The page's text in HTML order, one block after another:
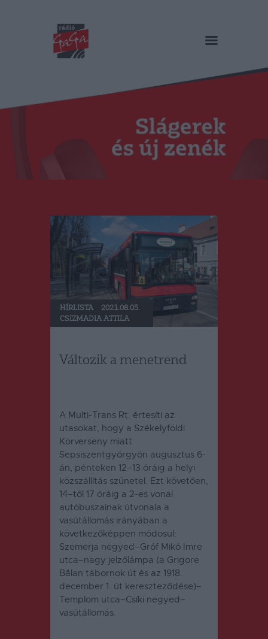
RÁDIÓ GAGA
Műsorok
Duma Duba
Podcast és videók
Stáb
Kapcsolat
RO
HÍRLISTA
2021.08.05.
CSIZMADIA ATTILA
Változik a menetrend
A Multi-Trans Rt. értesíti az
utasokat, hogy a Székelyföldi
Körverseny miatt
Sepsiszentgyörgyön augusztus 6-
án, pénteken 12–13 óráig a helyi
közszállítás szünetel. Ezt követően,
14–től 17 óráig a 2-es vonal
autóbuszainak útvonala a
vasútállomás irányában a
következőképpen módosul:
Szemerja negyed–Gróf Mikó Imre
utca–nagy jelzőlámpa (a Grigore
Bălan tábornok út és az 1918.
december 1. út kereszteződése)–
Templom utca–Csíki negyed–
vasút­ál­lomás.